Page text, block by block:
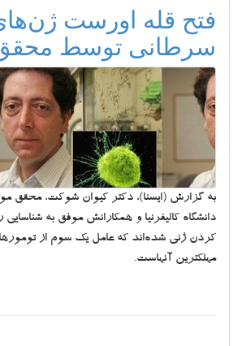
فتح قله اورست
سرطانی توسط محقق
به گزارش (ایسنا)، دکتر کیوان شوکت، محقق
دانشگاه کالیفرنیا و همکارانش موفق به
کردن ژنی شده‌اند که عامل یک سوم از
مهلکترین آنهاست.